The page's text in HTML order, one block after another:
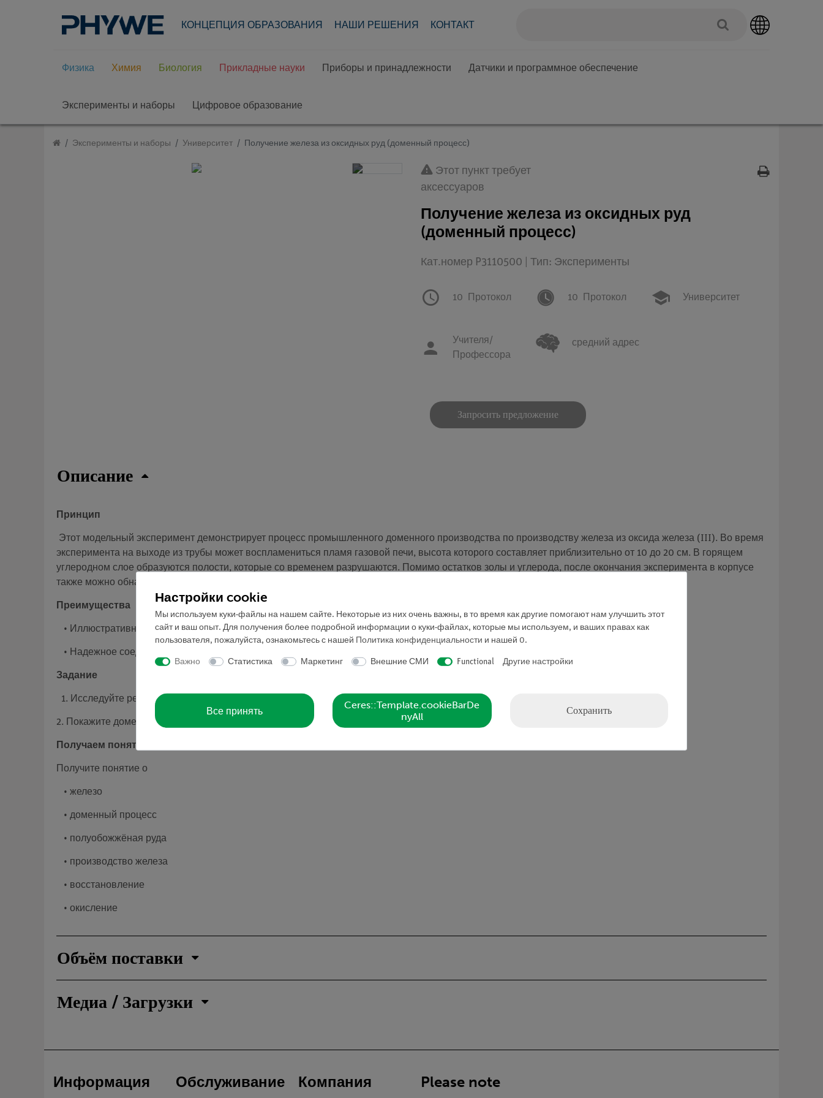
КОНЦЕПЦИЯ ОБРАЗОВАНИЯ НАШИ РЕШЕНИЯ КОНТАКТ
Физика Химия Биология Прикладные науки Приборы и принадлежности Датчики и программное обеспечение
Эксперименты и наборы Цифровое образование
Эксперименты и наборы Университет Получение железа из оксидных руд (доменный процесс)
Этот пункт требует
аксессуаров
Получение железа из оксидных руд
(доменный процесс)
Кат.номер P3110500 | Тип: Эксперименты
10 Протокол 10 Протокол Университет
Учителя/
Профессора
средний адрес
Запросить предложение
Описание
Принцип
Этот модельный эксперимент демонстрирует процесс промышленного доменного производства по производству железа из оксида железа (III). Во время
эксперимента на выходе из трубы может воспламениться пламя газовой печи, высота которого составляет приблизительно от 10 до 20 см. В горящем
углеродном слое образуются полости, которые со временем разрушаются. Помимо остатков золы и углерода, после окончания эксперимента в корпусе
также можно обнаружить металлические комки. Из этих комков можно получить водород при обработке их соляной кислотой.
Преимущества
• Иллюстративное представление доменного процесса
• Надежное соединение элементов с помощью системы винтовых соединений
Задание
1. Исследуйте реакцию восстановления оксида железа (III) до оксида железа (II).
2. Покажите доменный процесс в модельном эксперименте.
Получаем понятие о
Получите понятие о
• железо
• доменный процесс
• полуобожжёная руда
• производство железа
• восстановление
• окисление
Объём поставки
Медиа / Загрузки
Информация Обслуживание Компания Please note
Настройки cookie
Мы используем куки-файлы на нашем сайте. Некоторые из них очень важны, в то время как другие помогают нам улучшить этот
сайт и ваш опыт. Для получения более подробной информации о куки-файлах, которые мы используем, и ваших правах как
пользователя, пожалуйста, ознакомьтесь с нашей Политика конфиденциальности и нашей 0.
Важно Статистика Маркетинг Внешние СМИ Functional Другие настройки
Все принять
Ceres::Template.cookieBarDe
nyAll
Сохранить